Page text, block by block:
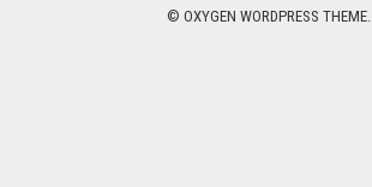
© OXYGEN WORDPRESS THEME.